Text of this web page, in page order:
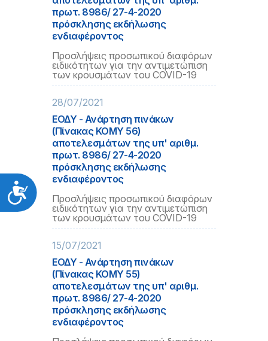
Προσιτότητα
πρωτ. 8986/ 27-4-2020
πρόσκλησης εκδήλωσης
ενδιαφέροντος
Προσλήψεις προσωπικού διαφόρων
ειδικότητων για την αντιμετώπιση
των κρουσμάτων του COVID-19
28/07/2021
ΕΟΔΥ - Ανάρτηση πινάκων
(Πίνακας ΚΟΜΥ 56)
αποτελεσμάτων της υπ' αριθμ.
πρωτ. 8986/ 27-4-2020
πρόσκλησης εκδήλωσης
ενδιαφέροντος
Προσλήψεις προσωπικού διαφόρων
ειδικότητων για την αντιμετώπιση
των κρουσμάτων του COVID-19
15/07/2021
ΕΟΔΥ - Ανάρτηση πινάκων
(Πίνακας ΚΟΜΥ 55)
αποτελεσμάτων της υπ' αριθμ.
πρωτ. 8986/ 27-4-2020
πρόσκλησης εκδήλωσης
ενδιαφέροντος